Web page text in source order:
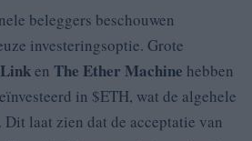
beleggers beschouwen
investeringsoptie. Grote
en The Ether Machine hebben
in $ETH, wat de algehele
laat zien dat de acceptatie van